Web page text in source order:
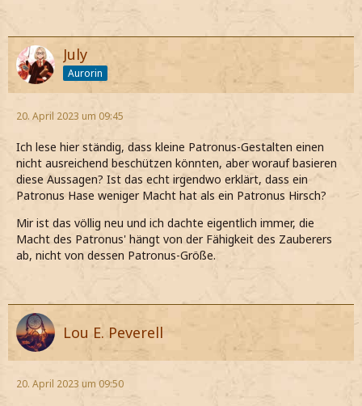
July
Aurorin
20. April 2023 um 09:45
Ich lese hier ständig, dass kleine Patronus-Gestalten einen
nicht ausreichend beschützen könnten, aber worauf basieren
diese Aussagen? Ist das echt irgendwo erklärt, dass ein
Patronus Hase weniger Macht hat als ein Patronus Hirsch?
Mir ist das völlig neu und ich dachte eigentlich immer, die
Macht des Patronus' hängt von der Fähigkeit des Zauberers
ab, nicht von dessen Patronus-Größe.
Lou E. Peverell
20. April 2023 um 09:50